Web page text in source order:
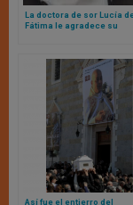
La doctora de sor Lucía
Fátima le agradece su
a mí»
Así fue el entierro del